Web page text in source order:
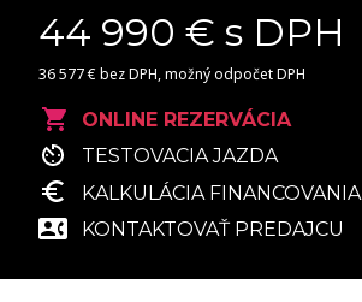
44 990 € s DPH
36 577 € bez DPH, možný odpočet DPH
ONLINE REZERVÁCIA
TESTOVACIA JAZDA
KALKULÁCIA FINANCOVANIA
KONTAKTOVAŤ PREDAJCU